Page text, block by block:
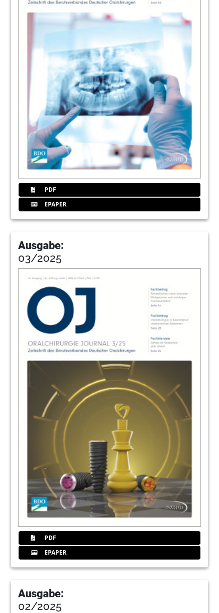
PDF
EPAPER
Ausgabe:
03/2025
PDF
EPAPER
Ausgabe:
02/2025